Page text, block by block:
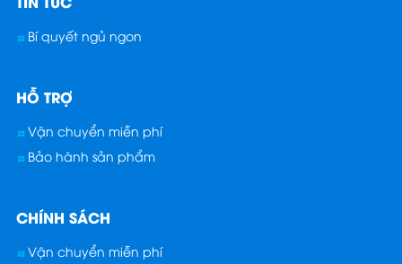
Bí quyết ngủ ngon
HỖ TRỢ
Vận chuyển miễn phí
Bảo hành sản phẩm
CHÍNH SÁCH
Vận chuyển miễn phí